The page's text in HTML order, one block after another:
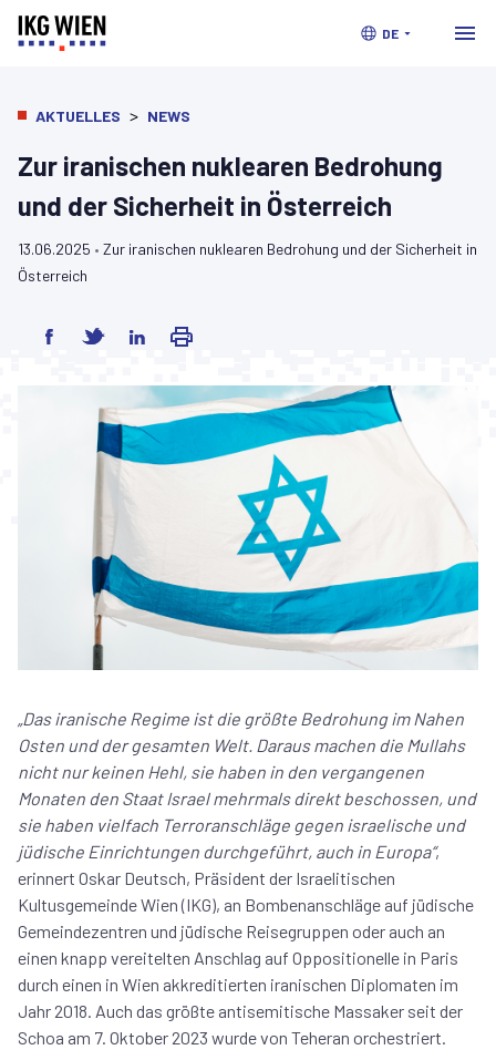
DE
AKTUELLES > NEWS
Zur iranischen nuklearen Bedrohung
und der Sicherheit in Österreich
13.06.2025 • Zur iranischen nuklearen Bedrohung und der Sicherheit in
Österreich
„Das iranische Regime ist die größte Bedrohung im Nahen
Osten und der gesamten Welt. Daraus machen die Mullahs
nicht nur keinen Hehl, sie haben in den vergangenen
Monaten den Staat Israel mehrmals direkt beschossen, und
sie haben vielfach Terroranschläge gegen israelische und
jüdische Einrichtungen durchgeführt, auch in Europa“,
erinnert Oskar Deutsch, Präsident der Israelitischen
Kultusgemeinde Wien (IKG), an Bombenanschläge auf jüdische
Gemeindezentren und jüdische Reisegruppen oder auch an
einen knapp vereitelten Anschlag auf Oppositionelle in Paris
durch einen in Wien akkreditierten iranischen Diplomaten im
Jahr 2018. Auch das größte antisemitische Massaker seit der
Schoa am 7. Oktober 2023 wurde von Teheran orchestriert.